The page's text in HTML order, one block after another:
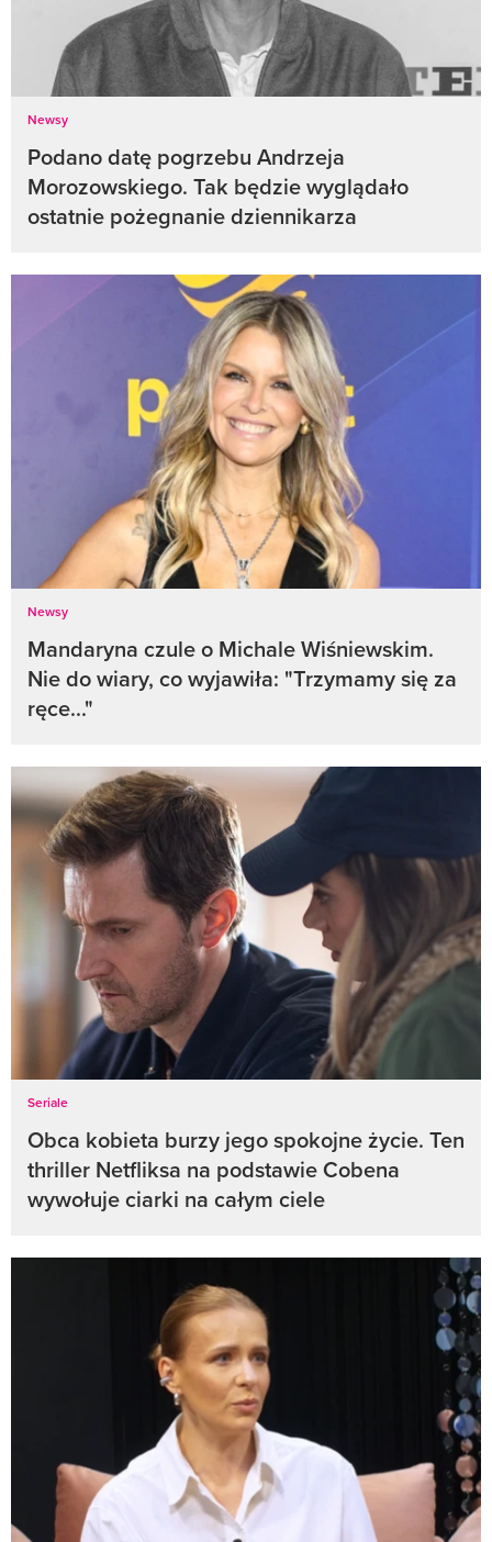
Newsy
Podano datę pogrzebu Andrzeja
Morozowskiego. Tak będzie wyglądało
ostatnie pożegnanie dziennikarza
Newsy
Mandaryna czule o Michale Wiśniewskim.
Nie do wiary, co wyjawiła: "Trzymamy się za
ręce..."
Seriale
Obca kobieta burzy jego spokojne życie. Ten
thriller Netfliksa na podstawie Cobena
wywołuje ciarki na całym ciele